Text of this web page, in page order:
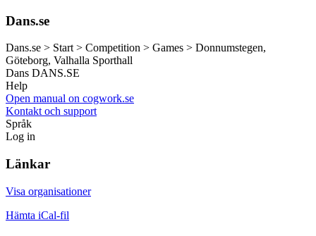
Dans.se
Dans.se > Start > Competition > Games > Donnumstegen,
Göteborg, Valhalla Sporthall
Dans DANS.SE
Help
Open manual on cogwork.se
Kontakt och support
Språk
Log in
Länkar
Visa organisationer
Hämta iCal-fil